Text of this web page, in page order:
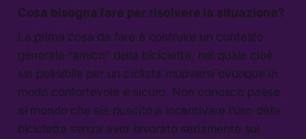
Cosa bisogna fare per risolvere la situazione?
La prima cosa da fare è costruire un contesto
generale “amico” della bicicletta, nel quale cioè
sia possibile per un ciclista muoversi ovunque in
modo confortevole e sicuro. Non conosco paese
al mondo che sia riuscito a incentivare l’uso della
bicicletta senza aver lavorato seriamente sul